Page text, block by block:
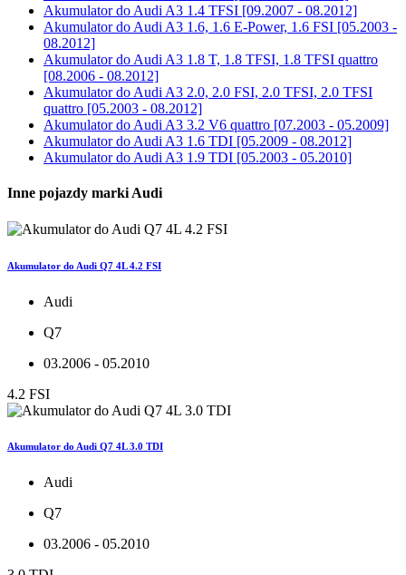
Akumulator do Audi A3 1.4 TFSI [09.2007 - 08.2012]
Akumulator do Audi A3 1.6, 1.6 E-Power, 1.6 FSI [05.2003 -
08.2012]
Akumulator do Audi A3 1.8 T, 1.8 TFSI, 1.8 TFSI quattro
[08.2006 - 08.2012]
Akumulator do Audi A3 2.0, 2.0 FSI, 2.0 TFSI, 2.0 TFSI
quattro [05.2003 - 08.2012]
Akumulator do Audi A3 3.2 V6 quattro [07.2003 - 05.2009]
Akumulator do Audi A3 1.6 TDI [05.2009 - 08.2012]
Akumulator do Audi A3 1.9 TDI [05.2003 - 05.2010]
Inne pojazdy marki Audi
Akumulator do Audi Q7 4L 4.2 FSI
Audi
Q7
03.2006 - 05.2010
4.2 FSI
Akumulator do Audi Q7 4L 3.0 TDI
Audi
Q7
03.2006 - 05.2010